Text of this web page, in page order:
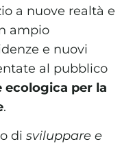
a nuove realtà e
ampio
e nuovi
al pubblico
ecologica per la
.
di sviluppare e